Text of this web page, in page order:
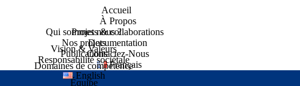
Accueil
À Propos
Qui sommes nous ?
Vision & Valeurs
Domaines de compétence
Équipe
Projets & collaborations
Nos projets
Responsabilité sociétale
Documentation
PublicationsContactez-Nous
Français
English